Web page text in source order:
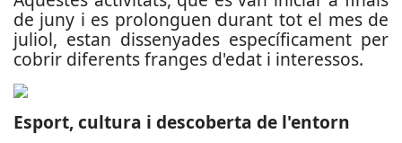
de juny i es prolonguen durant tot el mes de
juliol, estan dissenyades específicament per
cobrir diferents franges d'edat i interessos.
Esport, cultura i descoberta de l'entorn